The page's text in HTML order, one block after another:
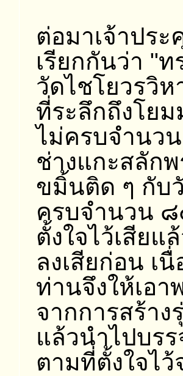
ต่อมาเจ้าปร
เรียกกันว่า "
วัดไชโยวรวิห
ที่ระลึกถึงโย
ไม่ครบจำนว
ช่างแกะสลัก
ขมิ้นติด ๆ กับ
ครบจำนวน
ตั้งใจไว้เสียแ
ลงเสียก่อน เ
ท่านจึงให้เอ
จากการสร้า
แล้วนำไปบร
ตามที่ตั้งใจไ